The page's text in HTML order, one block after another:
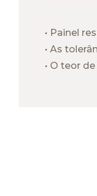
• Painel
• As
• O teor